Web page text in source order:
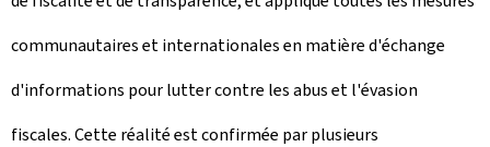
communautaires et internationales en matière d'échange
d'informations pour lutter contre les abus et l'évasion
fiscales. Cette réalité est confirmée par plusieurs